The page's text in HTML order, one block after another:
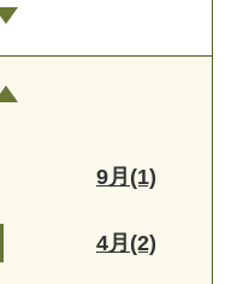
9月(1)
4月(2)